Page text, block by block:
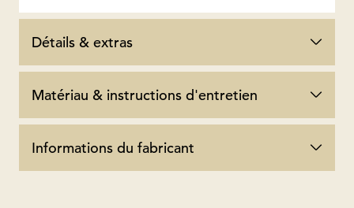
Détails & extras
Matériau & instructions d'entretien
Informations du fabricant